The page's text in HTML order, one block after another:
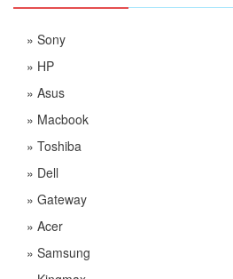
» Sony
» HP
» Asus
» Macbook
» Toshiba
» Dell
» Gateway
» Acer
» Samsung